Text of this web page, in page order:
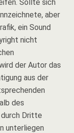
Sollte sich
aber
ein Sound
nicht
der Autor das
aus der
des
Dritte
unterliegen